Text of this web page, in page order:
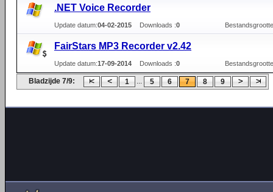
.NET Voice Recorder
Update datum:04-02-2015 Downloads :0
FairStars MP3 Recorder v2.42
Update datum:17-09-2014 Downloads :0
Bladzijde 7/9: 1 ... 5 6 7 8 9